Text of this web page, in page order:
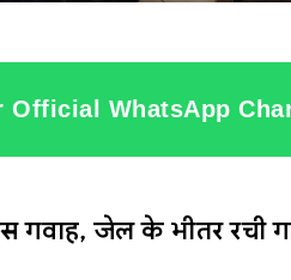
Official WhatsApp
गवाह, जेल के भीतर